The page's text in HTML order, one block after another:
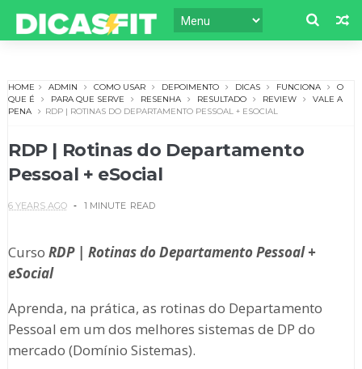
HOME ADMIN COMO USAR DEPOIMENTO DICAS FUNCIONA
O
QUE É
PARA QUE SERVE RESENHA RESULTADO REVIEW
VALE A
PENA
RDP | ROTINAS DO DEPARTAMENTO PESSOAL + ESOCIAL
RDP | Rotinas do Departamento
Pessoal + eSocial
6 YEARS AGO 1 MINUTE READ
Curso RDP | Rotinas do Departamento Pessoal +
eSocial
Aprenda, na prática, as rotinas do Departamento
Pessoal em um dos melhores sistemas de DP do
mercado (Domínio Sistemas).